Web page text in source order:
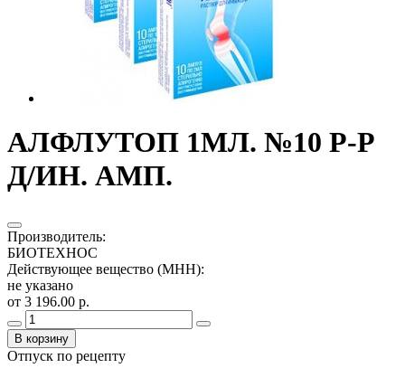
АЛФЛУТОП 1МЛ. №10 Р-Р
Д/ИН. АМП.
Производитель:
БИОТЕХНОС
Действующее вещество (МНН):
не указано
от 3 196.00 р.
В корзину
Отпуск по рецепту